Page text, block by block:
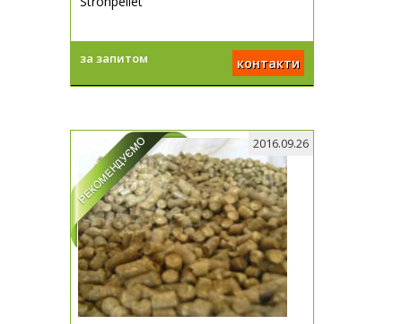
за запитом контакти
2016.09.26